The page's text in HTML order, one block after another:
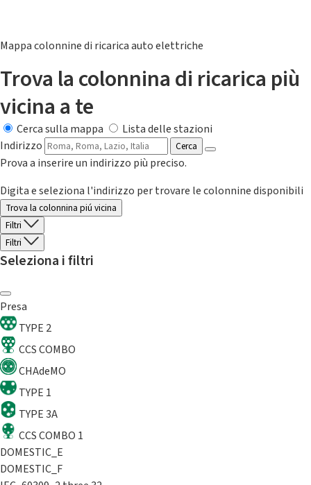
Mappa colonnine di ricarica auto elettriche
Trova la colonnina di ricarica più
vicina a te
Cerca sulla mappa
Lista delle stazioni
Indirizzo
Cerca
Prova a inserire un indirizzo più preciso.
Digita e seleziona l'indirizzo per trovare le colonnine disponibili
Trova la colonnina piú vicina
Filtri
Filtri
Seleziona i filtri
Presa
TYPE 2
CCS COMBO
CHAdeMO
TYPE 1
TYPE 3A
CCS COMBO 1
DOMESTIC_E
DOMESTIC_F